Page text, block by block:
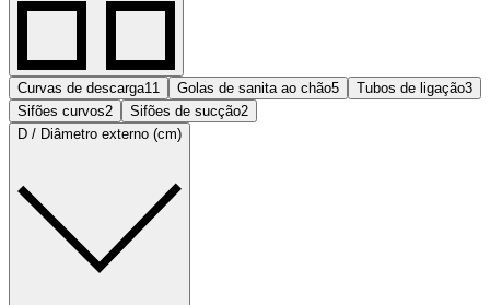
Curvas de descarga11 Golas de sanita ao chão5 Tubos de ligação3
Sifões curvos2 Sifões de sucção2
D / Diâmetro externo (cm)